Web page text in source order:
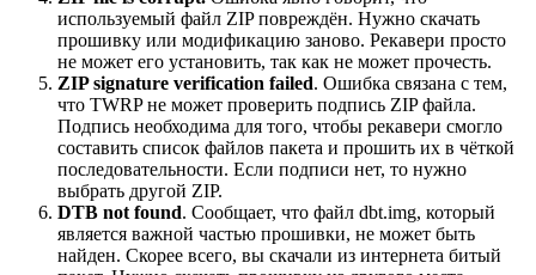
используемый файл ZIP повреждён. Нужно скачать
прошивку или модификацию заново. Рекавери просто
не может его установить, так как не может прочесть.
ZIP signature verification failed. Ошибка связана с тем,
что TWRP не может проверить подпись ZIP файла.
Подпись необходима для того, чтобы рекавери смогло
составить список файлов пакета и прошить их в чёткой
последовательности. Если подписи нет, то нужно
выбрать другой ZIP.
DTB not found. Сообщает, что файл dbt.img, который
является важной частью прошивки, не может быть
найден. Скорее всего, вы скачали из интернета битый